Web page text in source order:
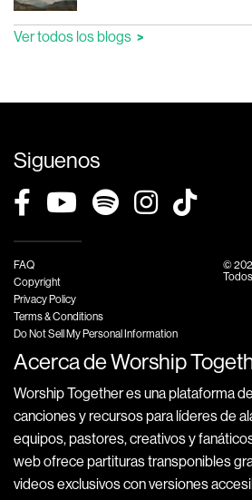
Ver todos los blogs
Siguenos
FAQ
Copyright
Privacy Policy
Terms & Conditions
Do Not Sell My Personal Information
©
Acerca de Worship
Worship Together es una plataforma
canciones y recursos para líderes de
equipos, pastores, creativos y
web ofrece partituras transponibles
videos exclusivos con versiones